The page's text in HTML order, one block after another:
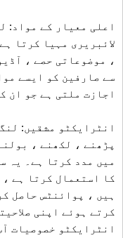
اعلی معیار کے مواد:
لائبریری مہیا کرتا
، موضوعاتی حصے ،
سے صارفین کو ایسے
اجازت ملتی ہے جو ان
انٹرایکٹو مشقیں:
پڑھنے ، لکھنے ،
میں مدد کرتا ہے۔ یہ
کا استعمال کرتا ہے
ہیں ، پوائنٹس حاصل
کرتے ہوئے اپنی
انٹرایکٹو خصوصیات